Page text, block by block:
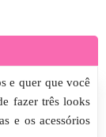
e quer que você
fazer três looks
e os acessórios